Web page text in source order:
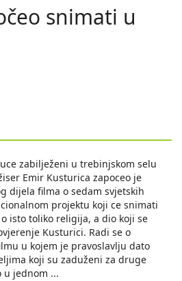
snimati u
zabilježeni u trebinjskom selu
Emir Kusturica zapoceo je
dijela filma o sedam svjetskih
projektu koji ce snimati
isto toliko religija, a dio koji se
Kusturici. Radi se o
u kojem je pravoslavlju dato
koji su zaduženi za druge
u jednom ...